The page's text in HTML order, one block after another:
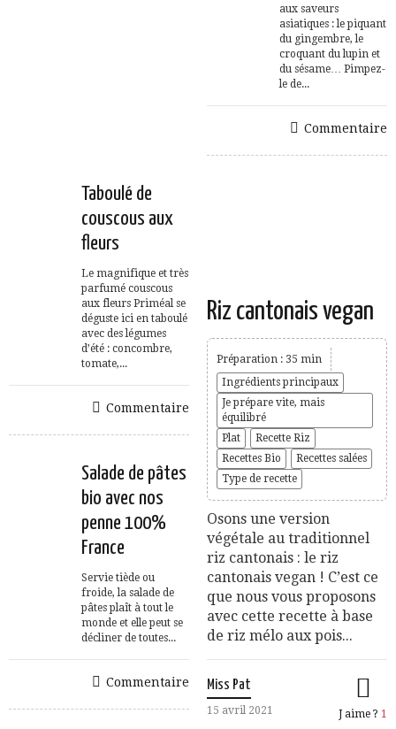
aux saveurs
asiatiques : le piquant
du gingembre, le
croquant du lupin et
du sésame… Pimpez-
le de...
Commentaire
Taboulé de
couscous aux
fleurs
Le magnifique et très
parfumé couscous
aux fleurs Priméal se
déguste ici en taboulé
avec des légumes
d’été : concombre,
tomate,...
Commentaire
Salade de pâtes
bio avec nos
penne 100%
France
Servie tiède ou
froide, la salade de
pâtes plaît à tout le
monde et elle peut se
décliner de toutes...
Commentaire
Riz cantonais vegan
Préparation : 35 min
Ingrédients principaux
Je prépare vite, mais
équilibré
Plat
Recette Riz
Recettes Bio
Recettes salées
Type de recette
Osons une version
végétale au traditionnel
riz cantonais : le riz
cantonais vegan ! C’est ce
que nous vous proposons
avec cette recette à base
de riz mélo aux pois...
Miss Pat
15 avril 2021 J aime ? 1